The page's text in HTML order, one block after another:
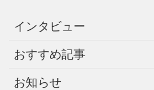
インタビュー
おすすめ記事
お知らせ